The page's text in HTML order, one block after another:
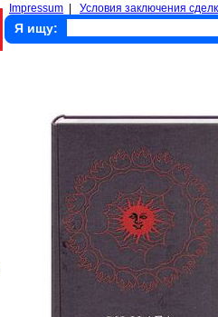
Impressum Условия заключения
Я ищу: